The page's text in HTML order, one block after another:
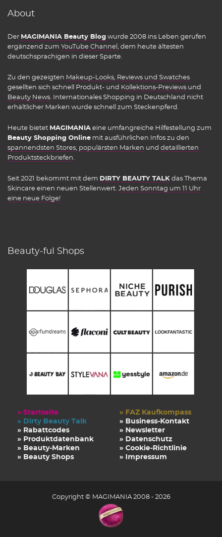
About
Der MAGIMANIA Beauty Blog wurde 2008 ins Leben gerufen
ergänzend zum YouTube Channel
, dem heute ältesten
deutschsprachigen in dieser Sparte.
Zu den gezeigten Makeup-Looks Reviews und Swatches
gesellten sich schnell Produkt- und Kollektions-Previews und
Beauty News . Internationales Shopping in Deutschland nicht
erhältlicher Marken wurde schnell zum Steckenpferd.
Heute bietet MAGIMANIA eine umfangreiche Hilfestellung zum
Beauty Shopping Online mit ausführlichen Infos zu den
spannendsten Stores populärsten Marken und detaillierten
Produktsteckbriefen
Seit 2021 bekommt mit dem DIRTY BEAUTY TALK das Thema
Skincare einen neuen Stellenwert. Jeden Sonntag um 11 Uhr
eine neue Folge!
Beauty-ful Shops
» Startseite
» Dirty Beauty Talk
» Rabattcodes
» Produktdatenbank
» Beauty-Marken
» Beauty Shops
» FAZ Kaufkompass
» Business-Kontakt
» Newsletter
» Datenschutz
» Cookie-Richtlinie
» Impressum
Copyright © MAGIMANIA 2008 - 2026